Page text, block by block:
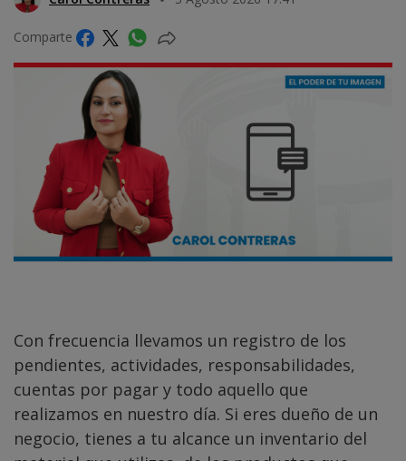
Comparte
Con frecuencia llevamos un registro de los
pendientes, actividades, responsabilidades,
cuentas por pagar y todo aquello que
realizamos en nuestro día. Si eres dueño de un
negocio, tienes a tu alcance un inventario del